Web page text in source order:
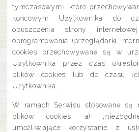
tymczasowymi, które
końcowym Użytkownika do
opuszczenia strony
oprogramowania (przeglądarki
cookies przechowywane są w
Użytkownika przez czas
plików cookies lub do czasu
Użytkownika.
W ramach Serwisu stosowane są
plików cookies: a)
umożliwiające korzystanie z